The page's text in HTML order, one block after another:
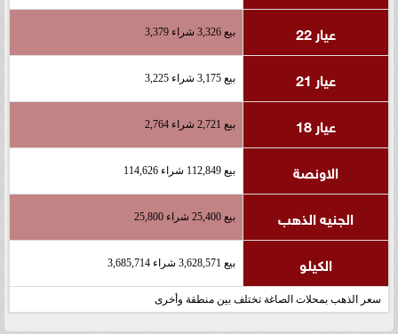
عيار 22 بيع 3,326 شراء 3,379
عيار 21 بيع 3,175 شراء 3,225
عيار 18 بيع 2,721 شراء 2,764
الاونصة بيع 112,849 شراء 114,626
الجنيه الذهب بيع 25,400 شراء 25,800
الكيلو بيع 3,628,571 شراء 3,685,714
سعر الذهب بمحلات الصاغة تختلف بين منطقة وأخرى